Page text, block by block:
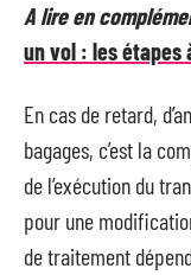
A lire en
un vol : les étapes
En cas de retard,
bagages, c’est la
de l’exécution du
pour une
de traitement